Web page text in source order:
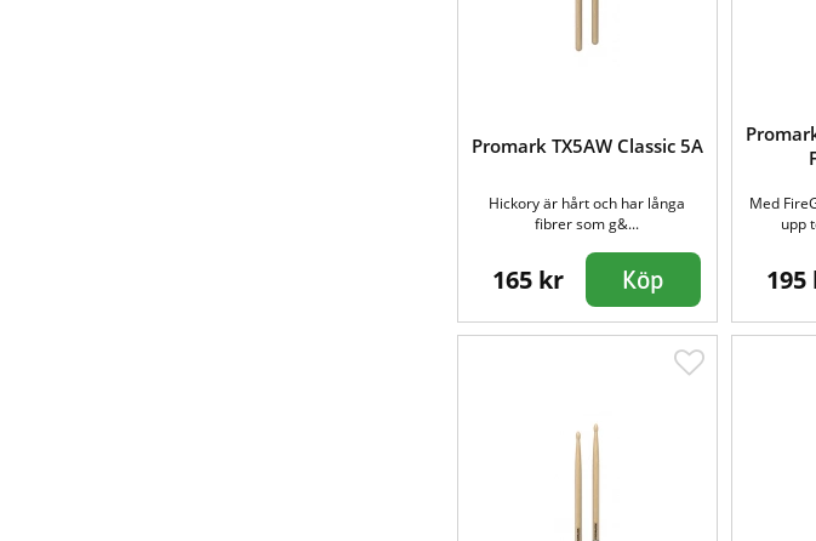
Promark TX5AW Classic 5A
Hickory är hårt och har långa
fibrer som g&...
165 kr Köp
Med
upp
195